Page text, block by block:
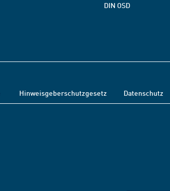
DIN OSD
Hinweisgeberschutzgesetz Datenschutz